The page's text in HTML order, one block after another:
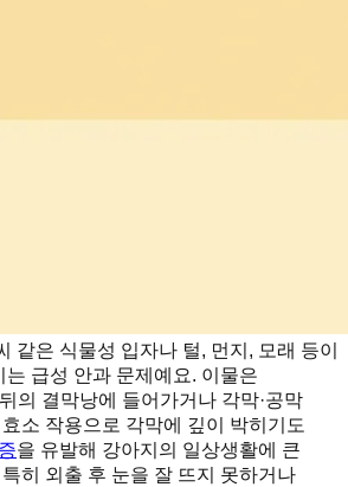
같은 식물성 입자나 털, 먼지, 모래 등이
급성 안과 문제예요. 이물은
의 결막낭에 들어가거나 각막·공막
소 작용으로 각막에 깊이 박히기도
을 유발해 강아지의 일상생활에 큰
히 외출 후 눈을 잘 뜨지 못하거나